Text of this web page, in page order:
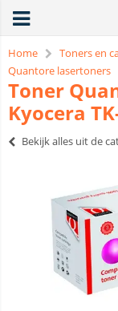
Home Toners en
Quantore lasertoners
Toner
Kyocera
Bekijk alles uit de